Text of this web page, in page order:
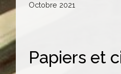
Octobre 2021
Papiers et